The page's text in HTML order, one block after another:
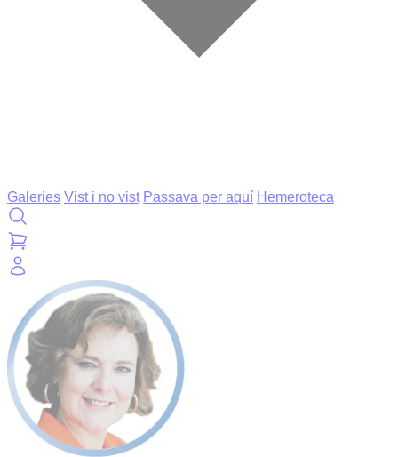
Galeries Vist i no vist Passava per aquí Hemeroteca